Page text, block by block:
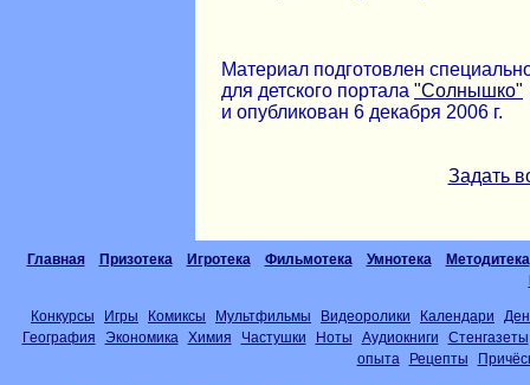
Материал подготовлен
для детского портала "Солнышко"
и опубликован 6 декабря 2006 г.
Задать
Главная Призотека Игротека Фильмотека Умнотека
Методитека
Конкурсы Игры Комиксы Мультфильмы Видеоролики Календари
География
Экономика Химия Частушки Ноты Аудиокниги
Стенгазеты
опыта
Рецепты